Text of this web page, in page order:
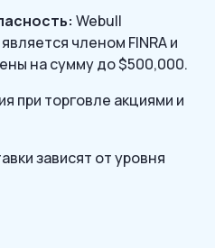
Webull
членом FINRA и
на сумму до $500,000.
при торговле акциями и
зависят от уровня